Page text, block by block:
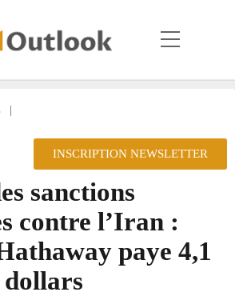
|
INSCRIPTION NEWSLETTER
sanctions
contre l’Iran :
paye 4,1